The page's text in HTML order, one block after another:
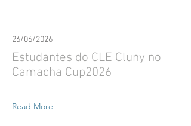
26/06/2026
Estudantes do CLE Cluny no
Camacha Cup2026
Read More